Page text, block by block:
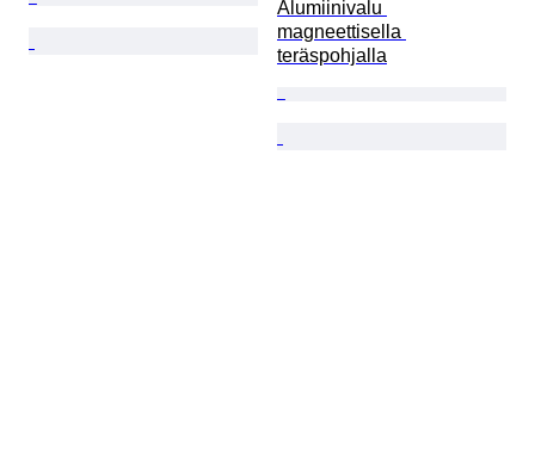
Alumiinivalu
magneettisella
teräspohjalla